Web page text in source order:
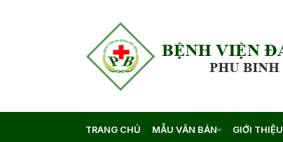
TRANG CHỦ MẪU VĂN BẢN GIỚI THIỆU